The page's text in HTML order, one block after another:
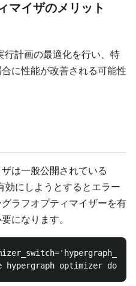
マイザのメリット
計画の最適化を行い、特
に性能が改善される可能性
は一般公開されている
効にしようとするとエラー
ラフオプティマイザーを有
になります。